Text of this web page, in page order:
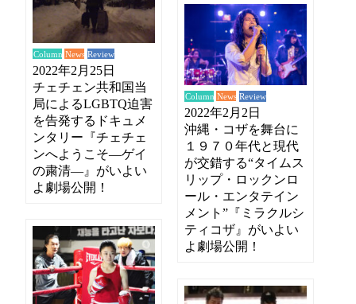
Column News Review
2022年2月25日
チェチェン共和国当
局によるLGBTQ迫害
を告発するドキュメ
ンタリー『チェチェ
ンへようこそ―ゲイ
の粛清―』がいよい
よ劇場公開！
Column News Review
2022年2月2日
沖縄・コザを舞台に
１９７０年代と現代
が交錯する“タイムス
リップ・ロックンロ
ール・エンタテイン
メント”『ミラクルシ
ティコザ』がいよい
よ劇場公開！